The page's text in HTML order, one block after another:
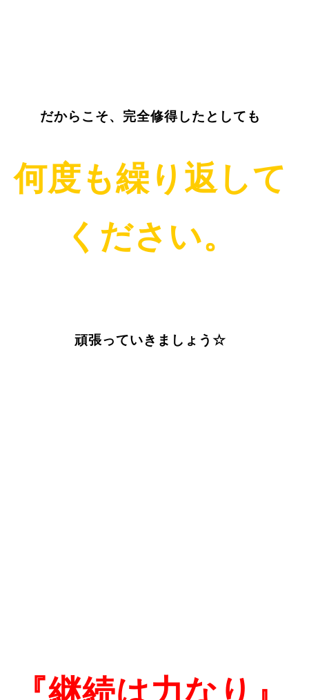
だからこそ、完全修得したとしても
何度も繰り返して
ください。
頑張っていきましょう☆
『継続は力なり』